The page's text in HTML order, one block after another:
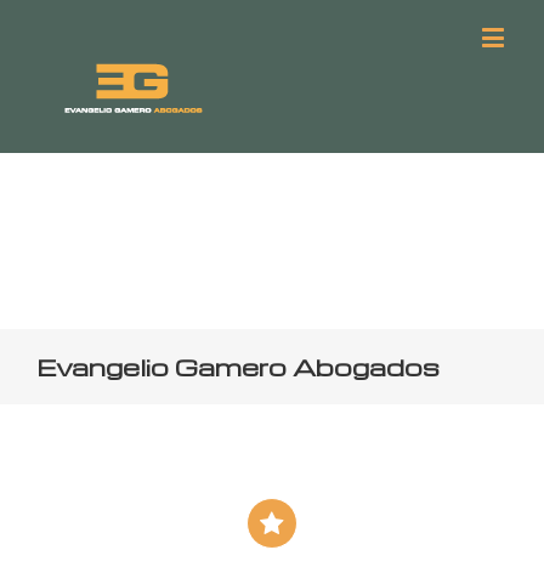
Evangelio Gamero Abogados